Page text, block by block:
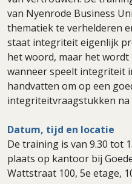
van Nyenrode Business
thematiek te verhelderen
staat integriteit eigenlijk
het woord, maar het wordt
wanneer speelt integriteit
handvatten om op een
integriteitvraagstukken na
Datum, tijd en locatie
De training is van 9.30 tot
plaats op kantoor bij
Wattstraat 100, 5e etage,